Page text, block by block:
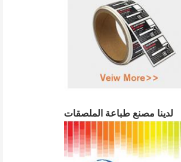
لدينا مصنع طباعة الملصقات